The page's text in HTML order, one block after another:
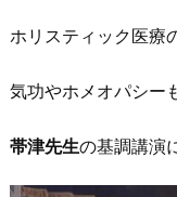
ホリスティック医療
気功やホメオパシー
帯津先生の基調講演